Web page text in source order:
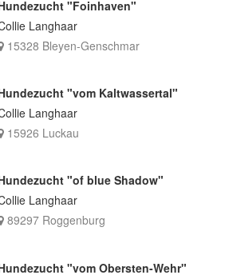
"Foinhaven"
Langhaar
15328 Bleyen-Genschmar
"vom Kaltwassertal"
Langhaar
15926 Luckau
"of blue Shadow"
Langhaar
89297 Roggenburg
"vom Obersten-Wehr"